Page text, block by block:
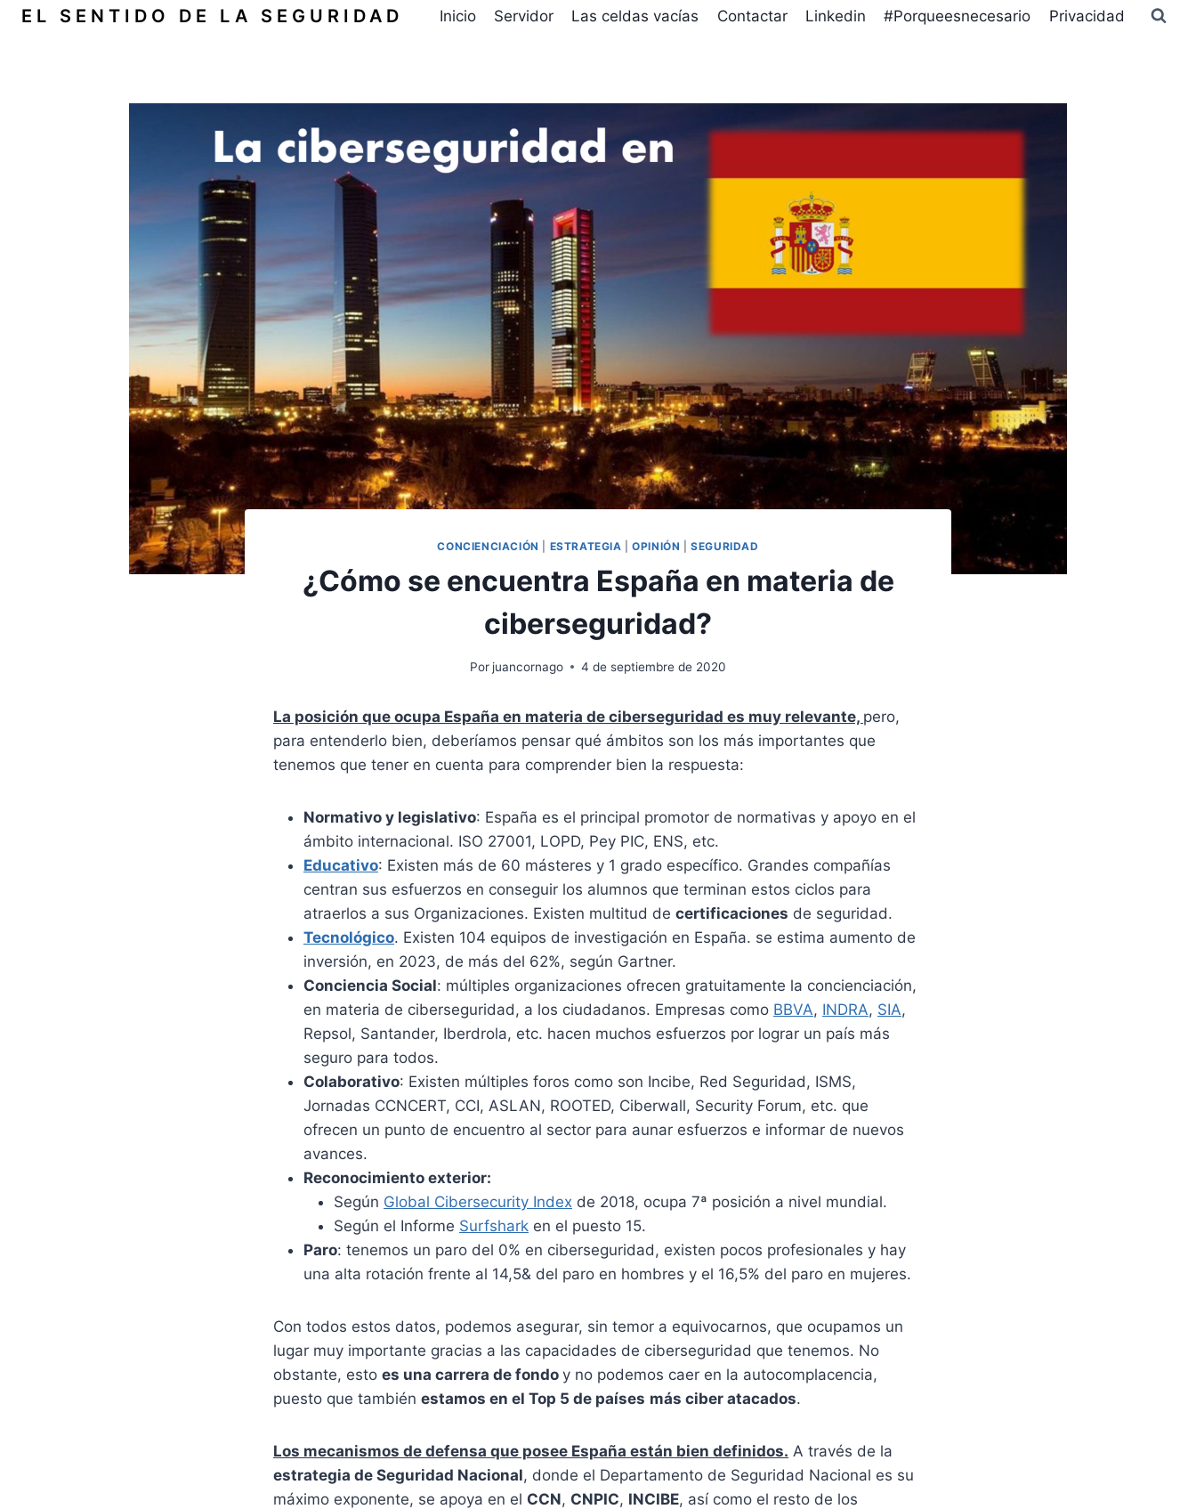
SaltarEL SENTIDO DE LA SEGURIDAD Inicio Servidor Las celdas vacías Contactar Linkedin #Porqueesnecesario Privacidad
CONCIENCIACIÓN ESTRATEGIA |OPINIÓN |SEGURIDAD
¿Cómo se encuentra España en materia de
ciberseguridad?
Por juancornago 4 de septiembre de 2020
La posición que ocupa España en materia de ciberseguridad es muy relevante, pero,
para entenderlo bien, deberíamos pensar qué ámbitos son los más importantes que
tenemos que tener en cuenta para comprender bien la respuesta:
Normativo y legislativo: España es el principal promotor de normativas y apoyo en el
ámbito internacional. ISO 27001, LOPD, Pey PIC, ENS, etc.
Educativo: Existen más de 60 másteres y 1 grado específico. Grandes compañías
centran sus esfuerzos en conseguir los alumnos que terminan estos ciclos para
atraerlos a sus Organizaciones. Existen multitud de certificaciones de seguridad.
Tecnológico. Existen 104 equipos de investigación en España. se estima aumento de
inversión, en 2023, de más del 62%, según Gartner.
Conciencia Social: múltiples organizaciones ofrecen gratuitamente la concienciación,
en materia de ciberseguridad, a los ciudadanos. Empresas como BBVA, INDRA, SIA,
Repsol, Santander, Iberdrola, etc. hacen muchos esfuerzos por lograr un país más
seguro para todos.
Colaborativo: Existen múltiples foros como son Incibe, Red Seguridad, ISMS,
Jornadas CCNCERT, CCI, ASLAN, ROOTED, Ciberwall, Security Forum, etc. que
ofrecen un punto de encuentro al sector para aunar esfuerzos e informar de nuevos
avances.
Reconocimiento exterior:
Según Global Cibersecurity Index de 2018, ocupa 7ª posición a nivel mundial.
Según el Informe Surfshark en el puesto 15.
Paro: tenemos un paro del 0% en ciberseguridad, existen pocos profesionales y hay
una alta rotación frente al 14,5& del paro en hombres y el 16,5% del paro en mujeres.
Con todos estos datos, podemos asegurar, sin temor a equivocarnos, que ocupamos un
lugar muy importante gracias a las capacidades de ciberseguridad que tenemos. No
obstante, esto es una carrera de fondo y no podemos caer en la autocomplacencia,
puesto que también estamos en el Top 5 de países más ciber atacados.
Los mecanismos de defensa que posee España están bien definidos. A través de la
estrategia de Seguridad Nacional, donde el Departamento de Seguridad Nacional es su
máximo exponente, se apoya en el CCN, CNPIC, INCIBE, así como el resto de los